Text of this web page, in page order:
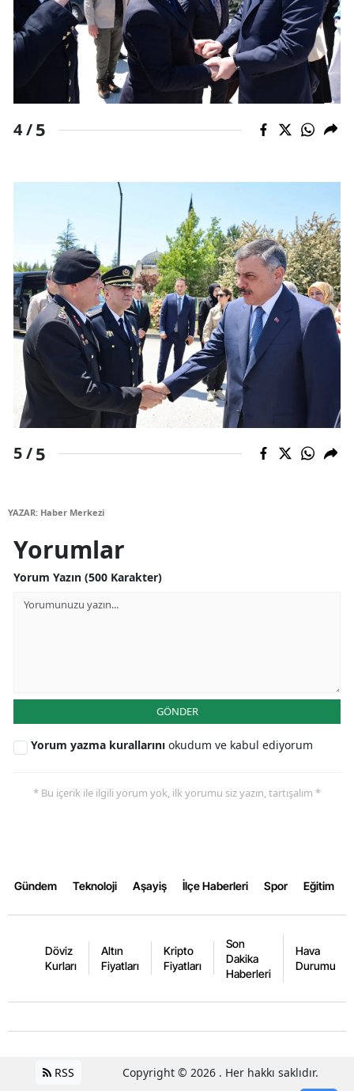
Sakarya
Samsun
Siirt
Tekirdağ
Tokat
Trabzon
Tunceli
Şanlıurfa
Uşak
Van
Yozgat
Zonguldak
Ardahan
Karabük
4 /5
5 /5
YAZAR: Haber Merkezi
Yorumlar
Yorum Yazın (500 Karakter)
GÖNDER
Yorum yazma kurallarını okudum ve kabul ediyorum
* Bu içerik ile ilgili yorum yok, ilk yorumu siz yazın, tartışalım *
Gündem Teknoloji Aşayiş İlçe Haberleri Spor Eğitim
Döviz
Kurları
Altın
Fiyatları
Kripto
Fiyatları
Son
Dakika
Haberleri
Hava
Durumu
RSS Copyright © 2026 . Her hakkı saklıdır.